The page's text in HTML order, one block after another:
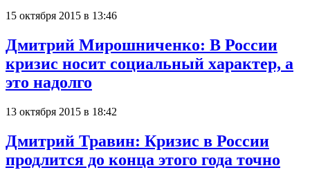
15 октября 2015 в 13:46
Дмитрий Мирошниченко: В России
кризис носит социальный характер, а
это надолго
13 октября 2015 в 18:42
Дмитрий Травин: Кризис в России
продлится до конца этого года точно